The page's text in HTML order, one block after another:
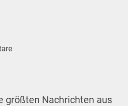
größten Nachrichten aus